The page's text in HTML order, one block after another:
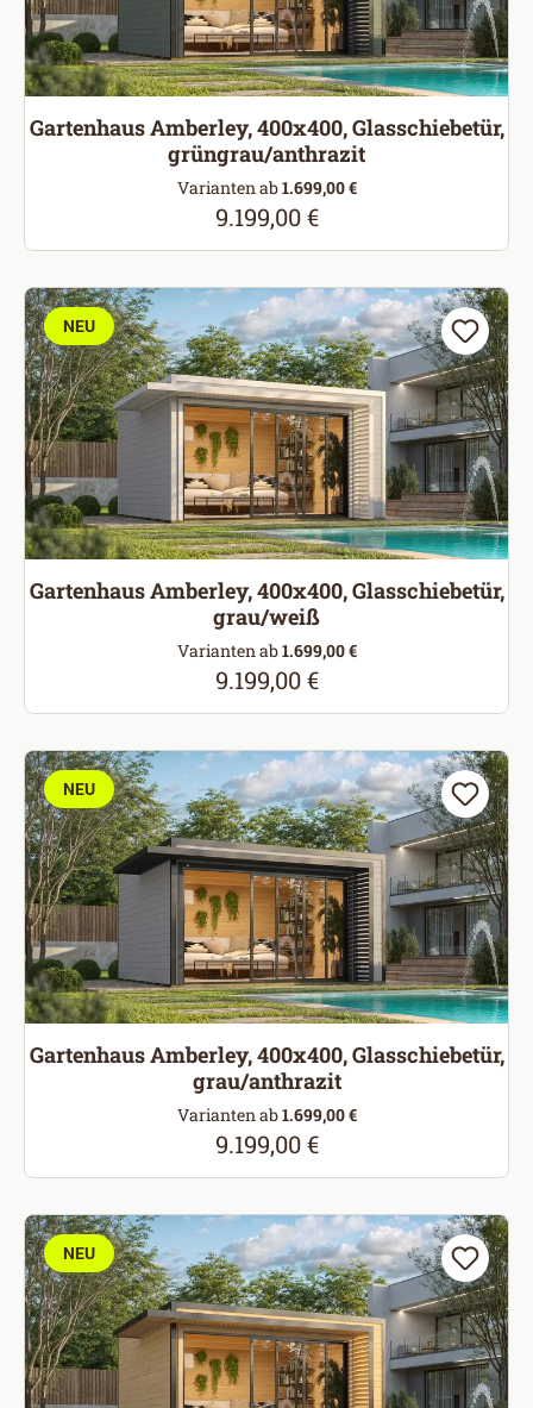
Gartenhaus Amberley, 400x400, Glasschiebetür,
grüngrau/anthrazit
Varianten ab1.699,00 €
Regulärer Preis:
9.199,00 €
NEU
Gartenhaus Amberley, 400x400, Glasschiebetür,
grau/weiß
Varianten ab1.699,00 €
Regulärer Preis:
9.199,00 €
NEU
Gartenhaus Amberley, 400x400, Glasschiebetür,
grau/anthrazit
Varianten ab1.699,00 €
Regulärer Preis:
9.199,00 €
NEU